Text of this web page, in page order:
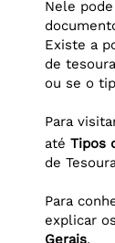
Nele
Existe a
de
ou se o
Para
atéTipos
de
Para
explicar
Gerais.